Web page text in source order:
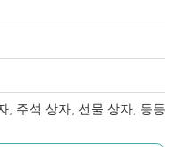
, 주석 상자, 선물 상자, 등등